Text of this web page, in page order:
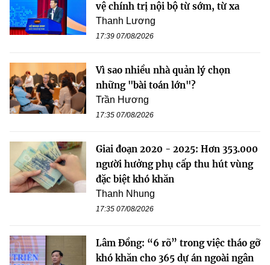
vệ chính trị nội bộ từ sớm, từ xa
Thanh Lương
17:39 07/08/2026
Vì sao nhiều nhà quản lý chọn
những "bài toán lớn"?
Trần Hương
17:35 07/08/2026
Giai đoạn 2020 - 2025: Hơn 353.000
người hưởng phụ cấp thu hút vùng
đặc biệt khó khăn
Thanh Nhung
17:35 07/08/2026
Lâm Đồng: “6 rõ” trong việc tháo gỡ
khó khăn cho 365 dự án ngoài ngân